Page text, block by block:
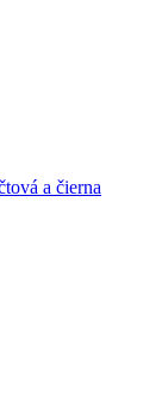
a čierna